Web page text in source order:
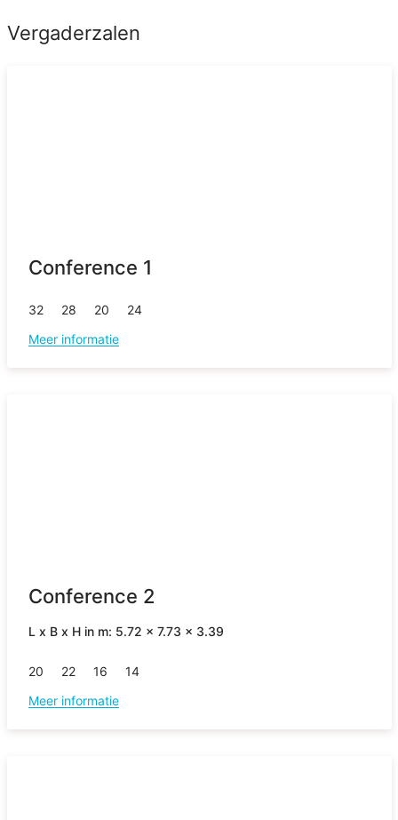
Vergaderzalen
Conference 1
32 28 20
24
Meer informatie
Conference 2
L x B x H in m: 5.72 x 7.73 x 3.39
20 22 16
14
Meer informatie